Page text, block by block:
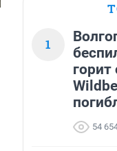
1
горит
54